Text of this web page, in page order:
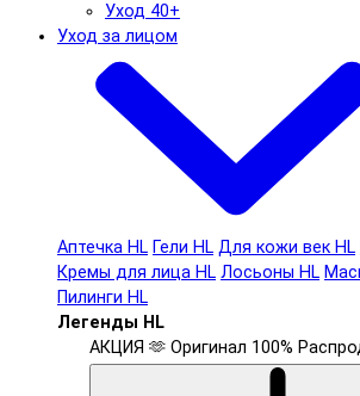
Уход 40+
Уход за лицом
Аптечка HL Гели HL Для кожи век HL
Кремы для лица HL Лосьоны HL
Пилинги HL
Легенды HL
АКЦИЯ 🫶 Оригинал 100%